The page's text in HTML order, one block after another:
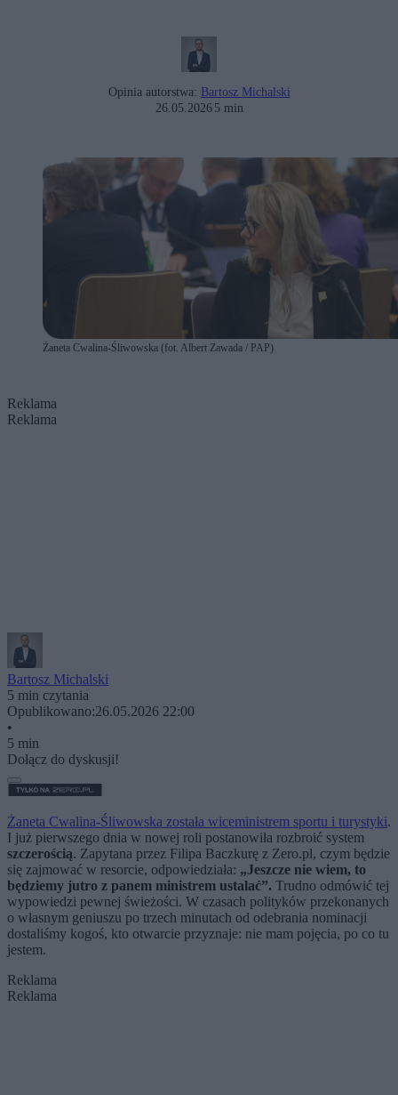
Opinia autorstwa: Bartosz Michalski
26.05.2026 5 min
Żaneta Cwalina-Śliwowska (fot. Albert Zawada / PAP)
Reklama
Reklama
Bartosz Michalski
5 min czytania
Opublikowano:26.05.2026 22:00
•
5 min
Dołącz do dyskusji!
Żaneta Cwalina-Śliwowska została wiceministrem sportu i turystyki.
I już pierwszego dnia w nowej roli postanowiła rozbroić system
szczerością. Zapytana przez Filipa Baczkurę z Zero.pl, czym będzie
się zajmować w resorcie, odpowiedziała: „Jeszcze nie wiem, to
będziemy jutro z panem ministrem ustalać”. Trudno odmówić tej
wypowiedzi pewnej świeżości. W czasach polityków przekonanych
o własnym geniuszu po trzech minutach od odebrania nominacji
dostaliśmy kogoś, kto otwarcie przyznaje: nie mam pojęcia, po co tu
jestem.
Reklama
Reklama